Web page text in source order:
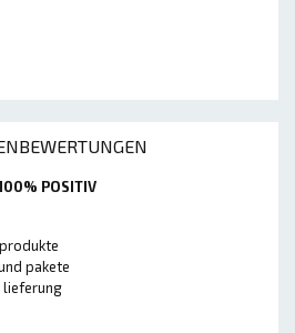
POSITIV
pakete
lieferung